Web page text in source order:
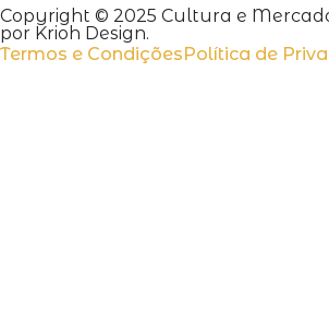
Copyright © 2025 Cultura e
por Krioh Design.
Termos e Condições Política de